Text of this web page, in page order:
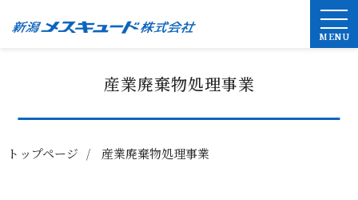
MENU
産業廃棄物処理事業
トップページ 産業廃棄物処理事業